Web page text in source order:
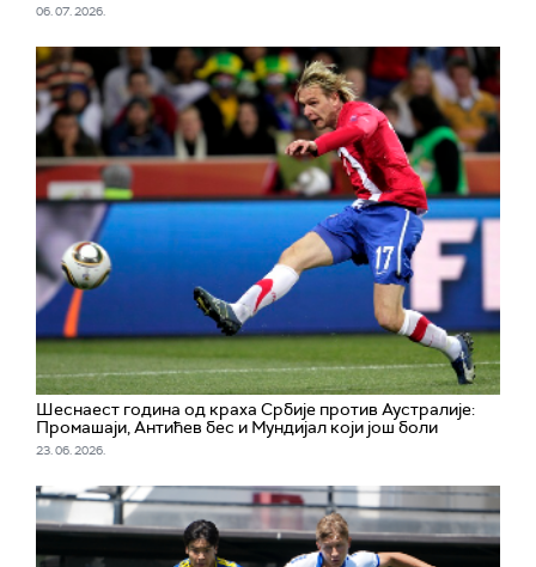
06. 07. 2026.
Шеснаест година од краха Србије против Аустралије:
Промашаји, Антићев бес и Мундијал који још боли
23. 06. 2026.